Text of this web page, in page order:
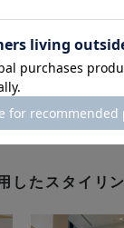
したスタイリ